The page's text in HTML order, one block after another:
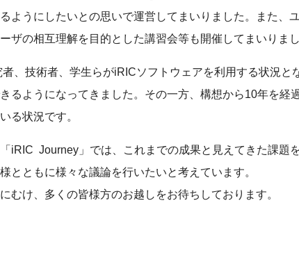
ようにしたいとの思いで運営してまいりました。また、
ザの相互理解を目的とした講習会等も開催してまいりまし
、技術者、学生らがiRICソフトウェアを利用する状況と
るようになってきました。その一方、構想から10年を経
る状況です。
iRIC Journey」では、これまでの成果と見えてきた課題
とともに様々な議論を行いたいと考えています。
むけ、多くの皆様方のお越しをお待ちしております。